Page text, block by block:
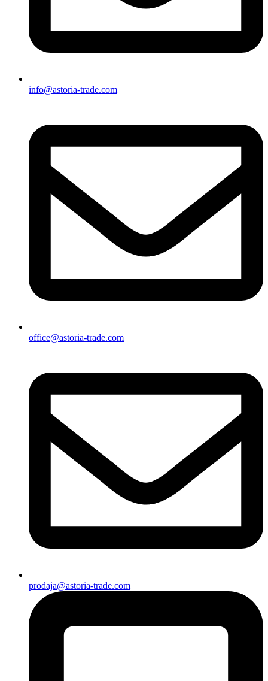
info@astoria-trade.com
office@astoria-trade.com
prodaja@astoria-trade.com